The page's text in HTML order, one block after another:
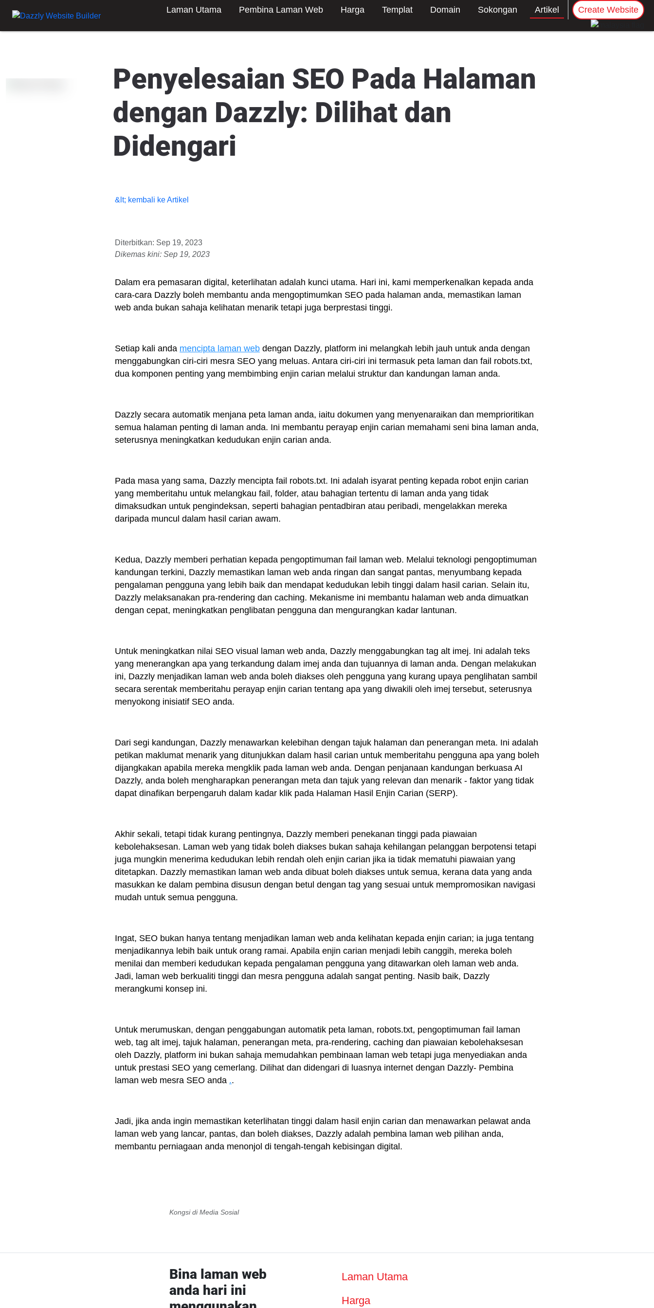
Laman Utama Pembina Laman Web Harga Templat Domain Sokongan Artikel Create Website
Penyelesaian SEO Pada Halaman
dengan Dazzly: Dilihat dan
Didengari
&lt; kembali ke Artikel
Diterbitkan: Sep 19, 2023
Dikemas kini: Sep 19, 2023
Dalam era pemasaran digital, keterlihatan adalah kunci utama. Hari ini, kami memperkenalkan kepada anda
cara-cara Dazzly boleh membantu anda mengoptimumkan SEO pada halaman anda, memastikan laman
web anda bukan sahaja kelihatan menarik tetapi juga berprestasi tinggi.
Setiap kali anda mencipta laman web dengan Dazzly, platform ini melangkah lebih jauh untuk anda dengan
menggabungkan ciri-ciri mesra SEO yang meluas. Antara ciri-ciri ini termasuk peta laman dan fail robots.txt,
dua komponen penting yang membimbing enjin carian melalui struktur dan kandungan laman anda.
Dazzly secara automatik menjana peta laman anda, iaitu dokumen yang menyenaraikan dan memprioritikan
semua halaman penting di laman anda. Ini membantu perayap enjin carian memahami seni bina laman anda,
seterusnya meningkatkan kedudukan enjin carian anda.
Pada masa yang sama, Dazzly mencipta fail robots.txt. Ini adalah isyarat penting kepada robot enjin carian
yang memberitahu untuk melangkau fail, folder, atau bahagian tertentu di laman anda yang tidak
dimaksudkan untuk pengindeksan, seperti bahagian pentadbiran atau peribadi, mengelakkan mereka
daripada muncul dalam hasil carian awam.
Kedua, Dazzly memberi perhatian kepada pengoptimuman fail laman web. Melalui teknologi pengoptimuman
kandungan terkini, Dazzly memastikan laman web anda ringan dan sangat pantas, menyumbang kepada
pengalaman pengguna yang lebih baik dan mendapat kedudukan lebih tinggi dalam hasil carian. Selain itu,
Dazzly melaksanakan pra-rendering dan caching. Mekanisme ini membantu halaman web anda dimuatkan
dengan cepat, meningkatkan penglibatan pengguna dan mengurangkan kadar lantunan.
Untuk meningkatkan nilai SEO visual laman web anda, Dazzly menggabungkan tag alt imej. Ini adalah teks
yang menerangkan apa yang terkandung dalam imej anda dan tujuannya di laman anda. Dengan melakukan
ini, Dazzly menjadikan laman web anda boleh diakses oleh pengguna yang kurang upaya penglihatan sambil
secara serentak memberitahu perayap enjin carian tentang apa yang diwakili oleh imej tersebut, seterusnya
menyokong inisiatif SEO anda.
Dari segi kandungan, Dazzly menawarkan kelebihan dengan tajuk halaman dan penerangan meta. Ini adalah
petikan maklumat menarik yang ditunjukkan dalam hasil carian untuk memberitahu pengguna apa yang boleh
dijangkakan apabila mereka mengklik pada laman web anda. Dengan penjanaan kandungan berkuasa AI
Dazzly, anda boleh mengharapkan penerangan meta dan tajuk yang relevan dan menarik - faktor yang tidak
dapat dinafikan berpengaruh dalam kadar klik pada Halaman Hasil Enjin Carian (SERP).
Akhir sekali, tetapi tidak kurang pentingnya, Dazzly memberi penekanan tinggi pada piawaian
kebolehaksesan. Laman web yang tidak boleh diakses bukan sahaja kehilangan pelanggan berpotensi tetapi
juga mungkin menerima kedudukan lebih rendah oleh enjin carian jika ia tidak mematuhi piawaian yang
ditetapkan. Dazzly memastikan laman web anda dibuat boleh diakses untuk semua, kerana data yang anda
masukkan ke dalam pembina disusun dengan betul dengan tag yang sesuai untuk mempromosikan navigasi
mudah untuk semua pengguna.
Ingat, SEO bukan hanya tentang menjadikan laman web anda kelihatan kepada enjin carian; ia juga tentang
menjadikannya lebih baik untuk orang ramai. Apabila enjin carian menjadi lebih canggih, mereka boleh
menilai dan memberi kedudukan kepada pengalaman pengguna yang ditawarkan oleh laman web anda.
Jadi, laman web berkualiti tinggi dan mesra pengguna adalah sangat penting. Nasib baik, Dazzly
merangkumi konsep ini.
Untuk merumuskan, dengan penggabungan automatik peta laman, robots.txt, pengoptimuman fail laman
web, tag alt imej, tajuk halaman, penerangan meta, pra-rendering, caching dan piawaian kebolehaksesan
oleh Dazzly, platform ini bukan sahaja memudahkan pembinaan laman web tetapi juga menyediakan anda
untuk prestasi SEO yang cemerlang. Dilihat dan didengari di luasnya internet dengan Dazzly- Pembina
laman web mesra SEO anda ..
Jadi, jika anda ingin memastikan keterlihatan tinggi dalam hasil enjin carian dan menawarkan pelawat anda
laman web yang lancar, pantas, dan boleh diakses, Dazzly adalah pembina laman web pilihan anda,
membantu perniagaan anda menonjol di tengah-tengah kebisingan digital.
Kongsi di Media Sosial
Bina laman web
anda hari ini
Laman Utama
Harga